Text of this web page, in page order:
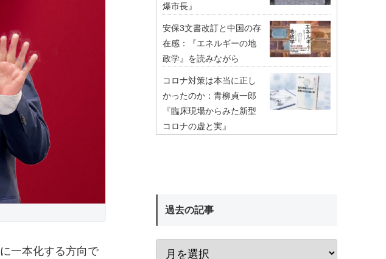
に一本化する方向で
爆市長』
安保3文書改訂と中国の存
在感：『エネルギーの地
政学』を読みながら
コロナ対策は本当に正し
かったのか：青柳貞一郎
『臨床現場からみた新型
コロナの虚と実』
過去の記事